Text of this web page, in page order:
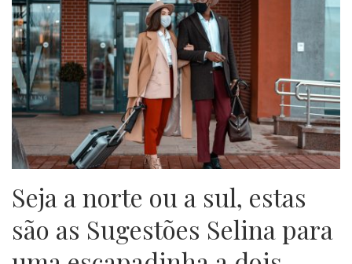
Seja a norte ou a sul, estas
são as Sugestões Selina para